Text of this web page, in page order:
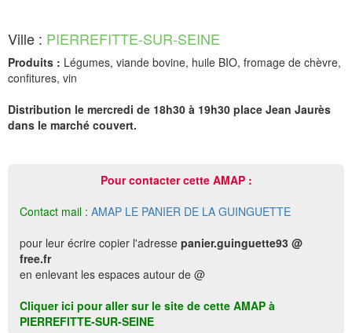
Ville : PIERREFITTE-SUR-SEINE
Produits : Légumes, viande bovine, huile BIO, fromage de chèvre,
confitures, vin
Distribution le mercredi de 18h30 à 19h30 place Jean Jaurès
dans le marché couvert.
Pour contacter cette AMAP :
Contact mail : AMAP LE PANIER DE LA GUINGUETTE
pour leur écrire copier l'adresse panier.guinguette93 @
free.fr
en enlevant les espaces autour de @
Cliquer ici pour aller sur le site de cette AMAP à
PIERREFITTE-SUR-SEINE